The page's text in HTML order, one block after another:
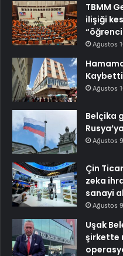
TBMM
ilişiği
Ağustos
Kaybetti
Ağustos
Belçika
Ağustos
Çin
zeka
sanayi
Ağustos
Uşak
şirkette